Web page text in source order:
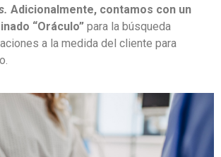
Adicionalmente, contamos con un
“Oráculo” para la búsqueda
a la medida del cliente para